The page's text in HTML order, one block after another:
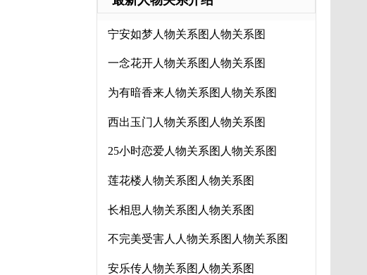
宁安如梦人物关系图人物关系图
一念花开人物关系图人物关系图
为有暗香来人物关系图人物关系图
西出玉门人物关系图人物关系图
25小时恋爱人物关系图人物关系图
莲花楼人物关系图人物关系图
长相思人物关系图人物关系图
不完美受害人人物关系图人物关系图
安乐传人物关系图人物关系图